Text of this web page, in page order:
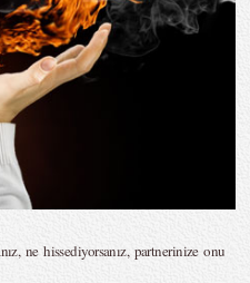
ne hissediyorsanız, partnerinize onu